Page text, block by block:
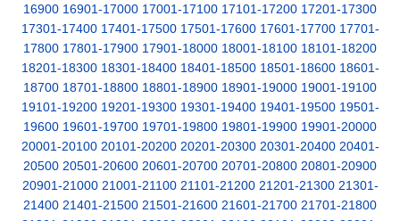
16900 16901-17000 17001-17100 17101-17200 17201-17300
17301-17400 17401-17500 17501-17600 17601-17700 17701-
17800 17801-17900 17901-18000 18001-18100 18101-18200
18201-18300 18301-18400 18401-18500 18501-18600 18601-
18700 18701-18800 18801-18900 18901-19000 19001-19100
19101-19200 19201-19300 19301-19400 19401-19500 19501-
19600 19601-19700 19701-19800 19801-19900 19901-20000
20001-20100 20101-20200 20201-20300 20301-20400 20401-
20500 20501-20600 20601-20700 20701-20800 20801-20900
20901-21000 21001-21100 21101-21200 21201-21300 21301-
21400 21401-21500 21501-21600 21601-21700 21701-21800